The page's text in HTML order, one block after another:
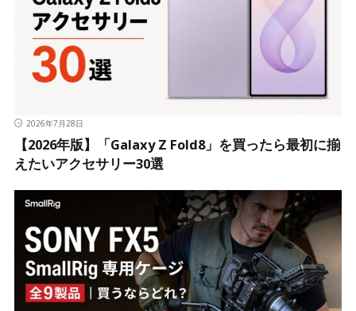
2026年7月28日
【2026年版】「Galaxy Z Fold8」を買ったら最初に揃
えたいアクセサリー30選